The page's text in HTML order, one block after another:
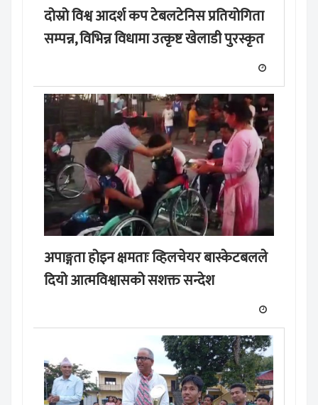
दोस्रो विश्व आदर्श कप टेबलटेनिस प्रतियोगिता
सम्पन्न, विभिन्न विधामा उत्कृष्ट खेलाडी पुरस्कृत
अपाङ्गता होइन क्षमताः व्हिलचेयर बास्केटबलले
दियो आत्मविश्वासको सशक्त सन्देश